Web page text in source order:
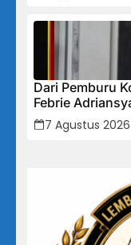
Dari Pemburu
Febrie
Bawa Map Biru
7 Agustus 2026